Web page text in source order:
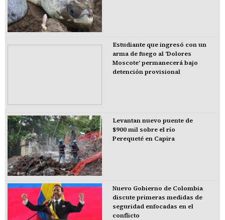
Estudiante que ingresó con un
arma de fuego al 'Dolores
Moscote' permanecerá bajo
detención provisional
Levantan nuevo puente de
$900 mil sobre el río
Perequeté en Capira
Nuevo Gobierno de Colombia
discute primeras medidas de
seguridad enfocadas en el
conflicto